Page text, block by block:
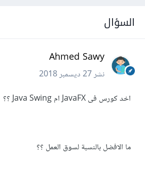
السؤال
Ahmed Sawy
نشر27 ديسمبر 2018
اخد كورس فى JavaFX ام Java Swing ؟؟
ما الافضل بالنسبة لسوق العمل ؟؟